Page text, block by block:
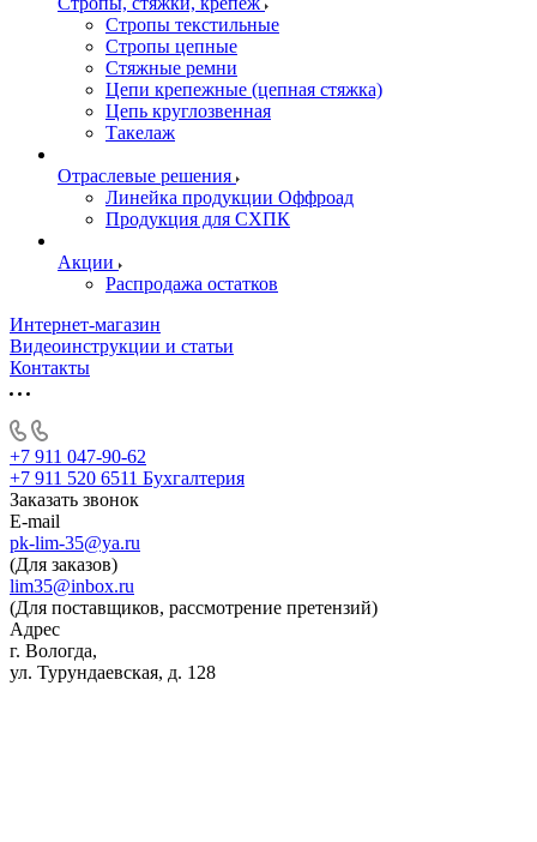
Стропы текстильные
Стропы цепные
Стяжные ремни
Цепи крепежные (цепная стяжка)
Цепь круглозвенная
Такелаж
Отраслевые решения
Линейка продукции Оффроад
Продукция для СХПК
Акции
Распродажа остатков
Интернет-магазин
Видеоинструкции и статьи
Контакты
+7 911 047-90-62
+7 911 520 6511 Бухгалтерия
Заказать звонок
E-mail
pk-lim-35@ya.ru
(Для заказов)
lim35@inbox.ru
(Для поставщиков, рассмотрение претензий)
Адрес
г. Вологда,
ул. Турундаевская, д. 128